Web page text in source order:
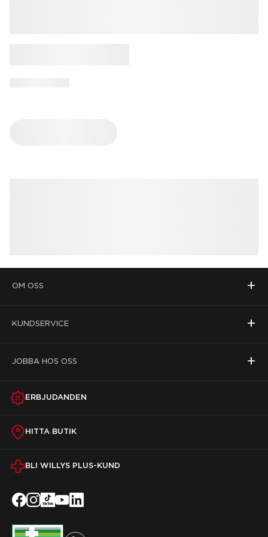
OM OSS +
KUNDSERVICE +
JOBBA HOS OSS +
ERBJUDANDEN
HITTA BUTIK
BLI WILLYS PLUS-KUND